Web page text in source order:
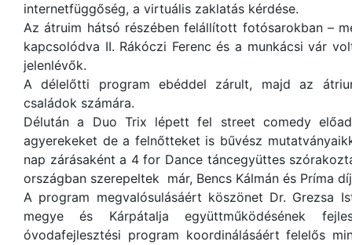
internetfüggőség, a virtuális zaklatás kérdése.
Az átruim hátsó részében felállított fotósarokban –
kapcsolódva II. Rákóczi Ferenc és a munkácsi vár
jelenlévők.
A délelőtti program ebéddel zárult, majd az
családok számára.
Délután a Duo Trix lépett fel street comedy
agyerekeket de a felnőtteket is bűvész
nap zárásaként a 4 for Dance táncegyüttes
országban szerepeltek már, Bencs Kálmán és Príma
A program megvalósulásáért köszönet Dr. Grezsa
megye és Kárpátalja együttműködésének
óvodafejlesztési program koordinálásáért felelős